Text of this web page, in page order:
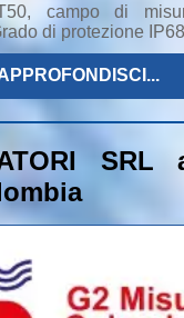
T50, campo di
di protezione
SRL